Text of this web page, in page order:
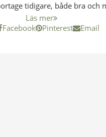
tidigare, både bra och
Läs mer
Facebook Pinterest Email